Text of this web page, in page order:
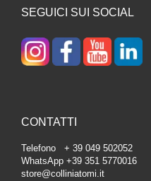
SEGUICI SUI SOCIAL
CONTATTI
Telefono + 39 049 502052
WhatsApp +39 351 5770016
store@colliniatomi.it